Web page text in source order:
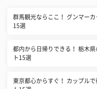
群馬観光ならここ！ グンマー
15選
都内から日帰りできる！ 栃木
ト15選
東京都心からすぐ！ カップル